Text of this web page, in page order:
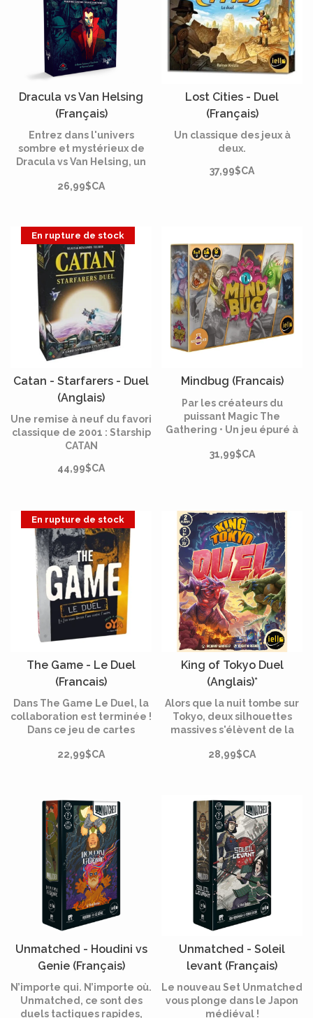
Dracula vs Van Helsing
(Français)
Entrez dans l'univers
sombre et mystérieux de
Dracula vs Van Helsing, un
spécialement pour deux
26,99$CA
Lost Cities - Duel
(Français)
Un classique des jeux à
deux.
37,99$CA
En rupture de stock
Catan - Starfarers - Duel
(Anglais)
Une remise à neuf du favori
classique de 2001 : Starship
CATAN
44,99$CA
Mindbug (Francais)
Par les créateurs du
puissant Magic The
Gathering • Un jeu épuré à
au temps de jeu raccourcis •
ennemis et pourront
retourner une partie
31,99$CA
En rupture de stock
The Game - Le Duel
(Francais)
Dans The Game Le Duel, la
collaboration est terminée !
Dans ce jeu de cartes
adversaire en tête-à-tête
22,99$CA
King of Tokyo Duel
(Anglais)*
Alors que la nuit tombe sur
Tokyo, deux silhouettes
massives s'élèvent de la
gratte-ciel détruits. Il ne
en inspirant terreur aux
foules.
28,99$CA
Unmatched - Houdini vs
Genie (Français)
N’importe qui. N’importe où.
Unmatched, ce sont des
duels tactiques rapides,
Unmatched - Soleil
levant (Français)
Le nouveau Set Unmatched
vous plonge dans le Japon
médiéval !